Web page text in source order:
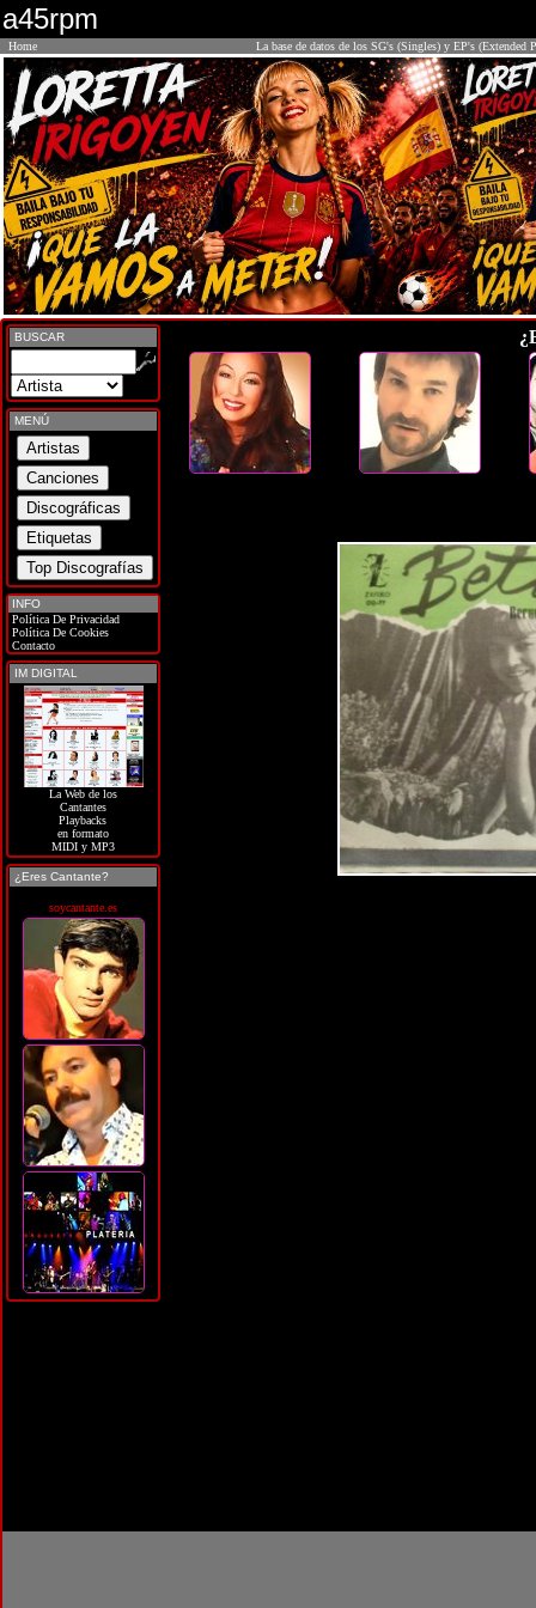
a45rpm
Home La base de datos de los SG's (Singles) y EP's (Extended
BUSCAR
MENÚ
INFO
Política De Privacidad
Política De Cookies
Contacto
IM DIGITAL
La Web de los
Cantantes
Playbacks
en formato
MIDI y MP3
¿Eres Cantante?
soycantante.es